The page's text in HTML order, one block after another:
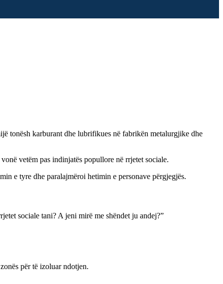
tonësh karburant dhe lubrifikues në fabrikën metalurgjike dhe
vetëm pas indinjatës popullore në rrjetet sociale.
e tyre dhe paralajmëroi hetimin e personave përgjegjës.
sociale tani? A jeni mirë me shëndet ju andej?”
për të izoluar ndotjen.